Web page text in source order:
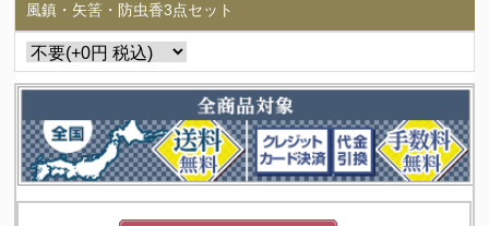
風鎮・矢筈・防虫香3点セット